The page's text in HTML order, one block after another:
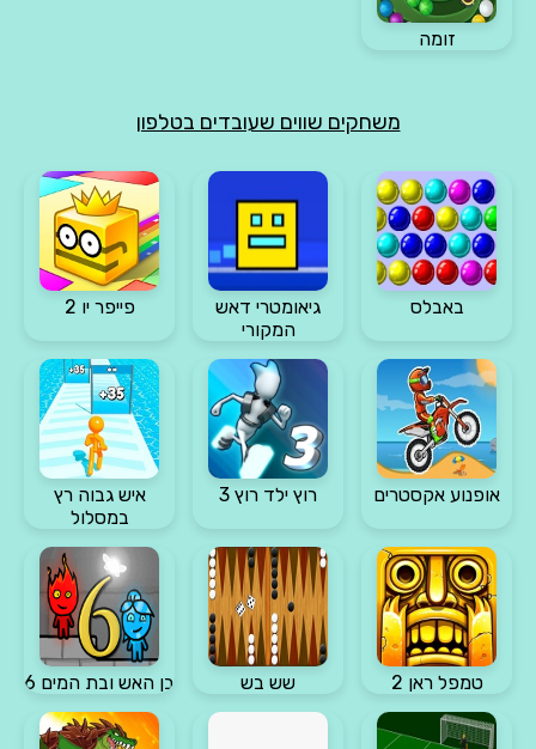
זומה
משחקים שווים שעובדים בטלפון
באבלס
גיאומטרי דאש
המקורי
פייפר יו 2
אופנוע אקסטרים רוץ ילד רוץ 3
איש גבוה רץ
במסלול
טמפל ראן 2 שש בש בן האש ובת המים 6